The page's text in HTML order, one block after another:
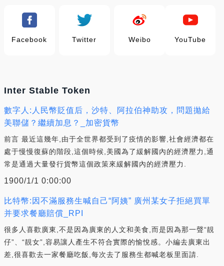
Facebook Twitter Weibo YouTube
Inter Stable Token
數字人:人民幣貶值后，沙特、阿拉伯神助攻，問題拋給
美聯儲？繼續加息？_加密貨幣
前言 最近這幾年,由于全世界都受到了疫情的影響,社會經濟都在
處于慢慢復蘇的階段,這個時候,美國為了緩解國內的經濟壓力,通
常是通過大量發行貨幣這個政策來緩解國內的經濟壓力.
1900/1/1 0:00:00
比特幣:因不滿服務生喊自己“阿姨” 廣州某女子拒絕買單
并要求餐廳賠償_RPI
很多人喜歡廣東,不是因為廣東的人文和美食,而是因為那一聲“靚
仔”、“靚女”,容易讓人產生不符合實際的愉悅感。小編去廣東出
差,很喜歡去一家餐廳吃飯,每次去了服務生都喊老板里面請.